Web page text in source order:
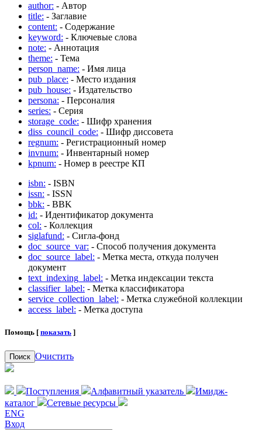
author: - Автор
title: - Заглавие
content: - Содержание
keyword: - Ключевые слова
note: - Аннотация
theme: - Тема
person_name: - Имя лица
pub_place: - Место издания
pub_house: - Издательство
persona: - Персоналия
series: - Серия
storage_code: - Шифр хранения
diss_council_code: - Шифр диссовета
regnum: - Регистрационный номер
invnum: - Инвентарный номер
kpnum: - Номер в реестре КП
isbn: - ISBN
issn: - ISSN
bbk: - BBK
id: - Идентификатор документа
col: - Коллекция
siglafund: - Сигла-фонд
doc_source_var: - Способ получения документа
doc_source_label: - Метка места, откуда получен
документ
text_indexing_label: - Метка индексации текста
classifier_label: - Метка классификатора
service_collection_label: - Метка служебной коллекции
access_label: - Метка доступа
Помощь [ показать ]
Поиск Очистить
Поступления Алфавитный указатель
Имидж-
каталог
Сетевые ресурсы
ENG
Вход